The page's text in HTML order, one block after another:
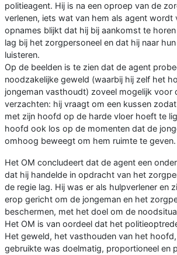
politieagent. Hij is na een oproep van de
verlenen, iets wat van hem als agent wordt
opnames blijkt dat hij bij aankomst te
lag bij het zorgpersoneel en dat hij naar
luisteren.
Op de beelden is te zien dat de agent
noodzakelijke geweld (waarbij hij zelf het
jongeman vasthoudt) zoveel mogelijk voor
verzachten: hij vraagt om een kussen
met zijn hoofd op de harde vloer hoeft te
hoofd ook los op de momenten dat de
omhoog beweegt om hem ruimte te geven.
Het OM concludeert dat de agent een
dat hij handelde in opdracht van het
de regie lag. Hij was er als hulpverlener en
erop gericht om de jongeman en het
beschermen, met het doel om de
Het OM is van oordeel dat het
Het geweld, het vasthouden van het
gebruikte was doelmatig, proportioneel en